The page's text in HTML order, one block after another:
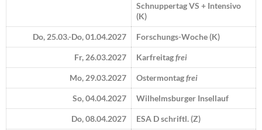
Schnuppertag VS + Intensivo
(K)
Do, 25.03.-Do, 01.04.2027 Forschungs-Woche (K)
Fr, 26.03.2027 Karfreitagfrei
Mo, 29.03.2027 Ostermontagfrei
So, 04.04.2027 Wilhelmsburger Insellauf
Do, 08.04.2027 ESA D schriftl. (Z)